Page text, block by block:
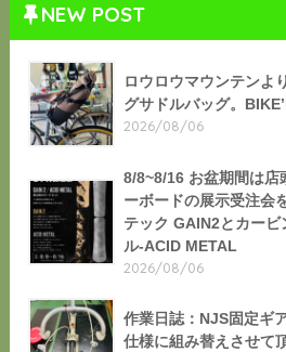
NEW POST
ロウロウマウンテンよ
グサドルバッグ。
2026/08/06
8/8~8/16 お盆期間は店
ーボードの展示受注
テック GAIN2とカービ
ル-ACID METAL
2026/08/06
作業日誌：NJS固定ギ
仕様に組み替えさせて